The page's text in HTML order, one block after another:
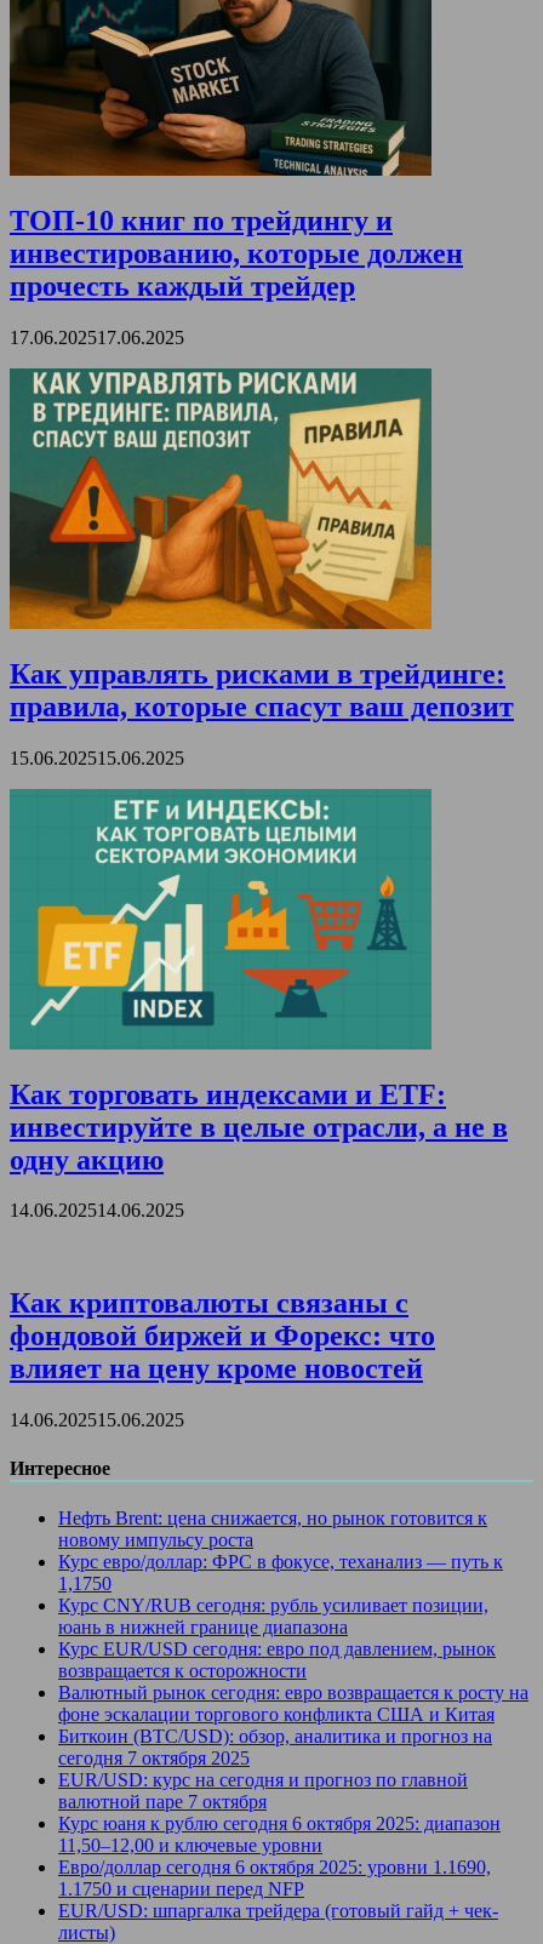
ТОП-10 книг по трейдингу и
инвестированию, которые должен
прочесть каждый трейдер
17.06.202517.06.2025
Как управлять рисками в трейдинге:
правила, которые спасут ваш депозит
15.06.202515.06.2025
Как торговать индексами и ETF:
инвестируйте в целые отрасли, а не в
одну акцию
14.06.202514.06.2025
Как криптовалюты связаны с
фондовой биржей и Форекс: что
влияет на цену кроме новостей
14.06.202515.06.2025
Интересное
Нефть Brent: цена снижается, но рынок готовится к
новому импульсу роста
Курс евро/доллар: ФРС в фокусе, теханализ — путь к
1,1750
Курс CNY/RUB сегодня: рубль усиливает позиции,
юань в нижней границе диапазона
Курс EUR/USD сегодня: евро под давлением, рынок
возвращается к осторожности
Валютный рынок сегодня: евро возвращается к росту на
фоне эскалации торгового конфликта США и Китая
Биткоин (BTC/USD): обзор, аналитика и прогноз на
сегодня 7 октября 2025
EUR/USD: курс на сегодня и прогноз по главной
валютной паре 7 октября
Курс юаня к рублю сегодня 6 октября 2025: диапазон
11,50–12,00 и ключевые уровни
Евро/доллар сегодня 6 октября 2025: уровни 1.1690,
1.1750 и сценарии перед NFP
EUR/USD: шпаргалка трейдера (готовый гайд + чек-
листы)